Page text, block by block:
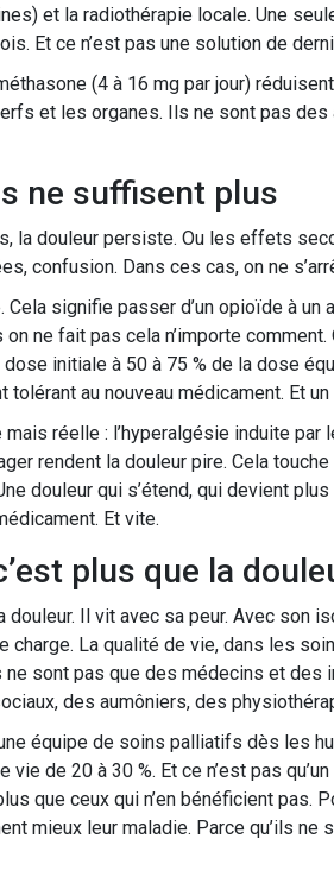
et la radiothérapie locale. Une
Et ce n’est pas une solution de
(4 à 16 mg par jour)
et les organes. Ils ne sont pas des
ne suffisent plus
la douleur persiste. Ou les effets
confusion. Dans ces cas, on ne
signifie passer d’un opioïde à un
ne fait pas cela n’importe
initiale à 50 à 75 % de la dose
tolérant au nouveau médicament. Et
mais réelle : l’hyperalgésie induite par
rendent la douleur pire. Cela
douleur qui s’étend, qui devient
Et vite.
plus que la
Il vit avec sa peur. Avec son
charge. La qualité de vie, dans les
sont pas que des médecins et des
des aumôniers, des
équipe de soins palliatifs dès les
de 20 à 30 %. Et ce n’est pas
que ceux qui n’en bénéficient pas.
mieux leur maladie. Parce qu’ils